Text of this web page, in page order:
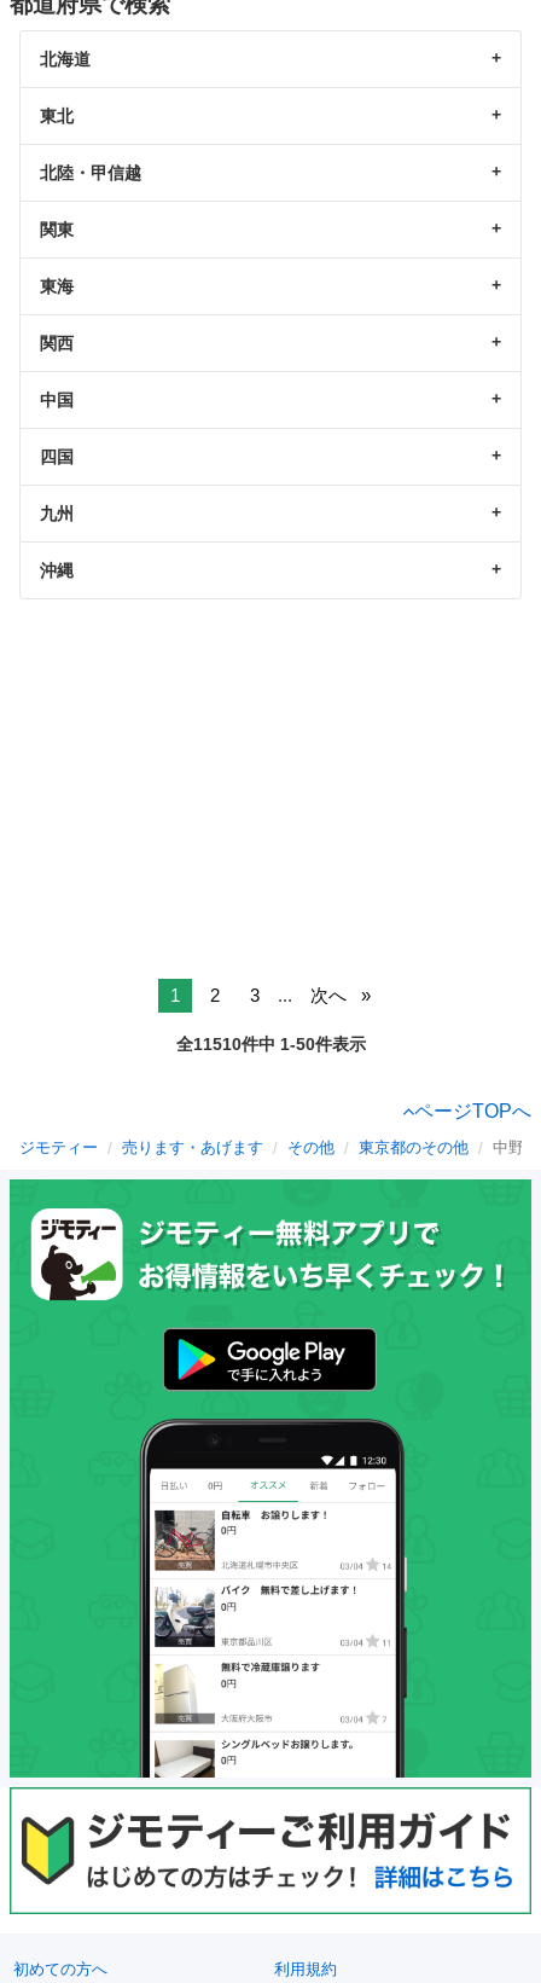
北海道
東北
北陸・甲信越
関東
東海
関西
中国
四国
九州
沖縄
1 2 3 ... 次へ
全11510件中 1-50件表示
ページTOPへ
ジモティー 売ります・あげます その他 東京都のその他 中野
初めての方へ 利用規約